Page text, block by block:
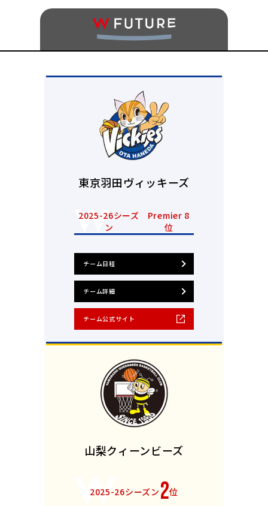
東京羽田ヴィッキーズ
2025-26シーズ
ン
Premier 8
位
チーム日程
チーム詳細
チーム公式サイト
山梨クィーンビーズ
2025-26シーズン 2位